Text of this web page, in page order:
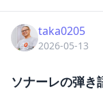
taka0205
2026-05-13
ソナーレの弾き